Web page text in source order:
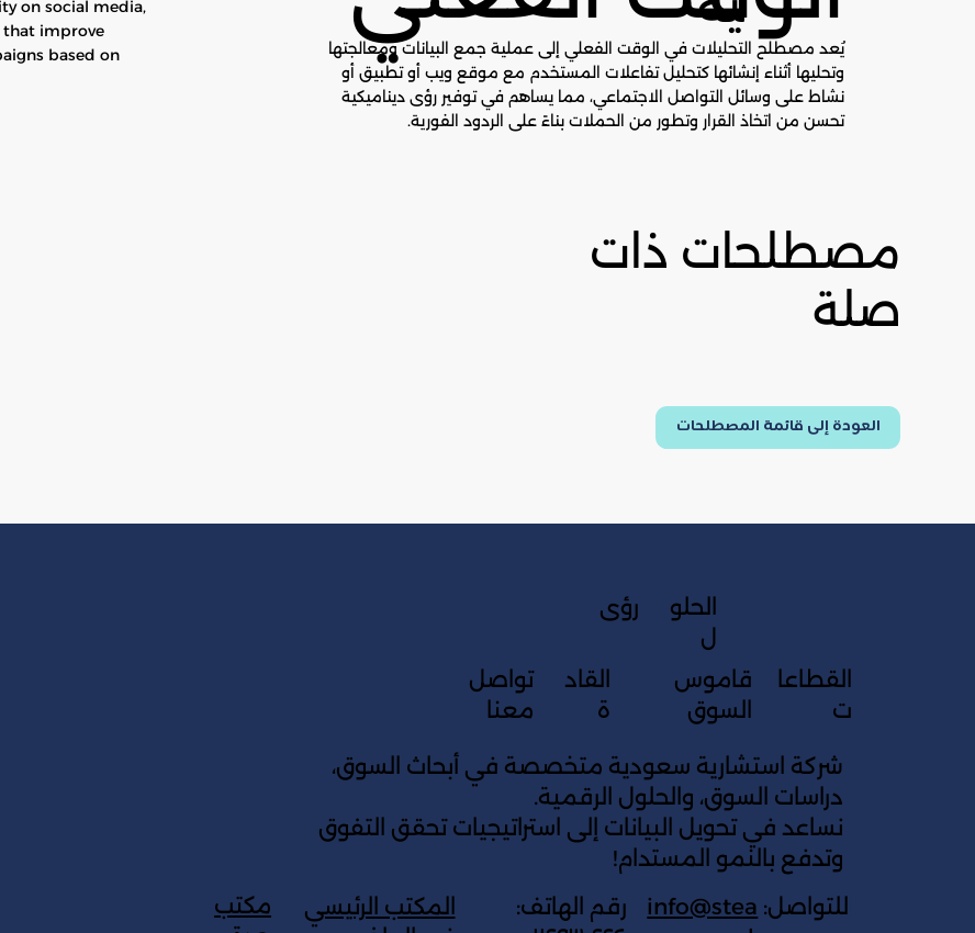
on social media,
improve
based on
يُعد مصطلح التحليلات في الوقت الفعلي إلى عملية جمع البيانات ومعالجتها
وتحليها أثناء إنشائها كتحليل تفاعلات المستخدم مع موقع ويب أو تطبيق أو
نشاط على وسائل التواصل الاجتماعي، مما يساهم في توفير رؤى ديناميكية
تحسن من اتخاذ القرار وتطور من الحملات بناءً على الردود الفورية.
مصطلحات ذات
صلة
العودة إلى قائمة المصطلحات
رؤى
الحلو
ل
تواصل
معنا
القاد
ة
قاموس
السوق
القطاعا
ت
شركة استشارية سعودية متخصصة في أبحاث السوق،
دراسات السوق، والحلول الرقمية.
نساعد في تحويل البيانات إلى استراتيجيات تحقق التفوق
وتدفع بالنمو المستدام!
مكتب
المكتب الرئيسي
رقم الهاتف:
للتواصل: info@stea